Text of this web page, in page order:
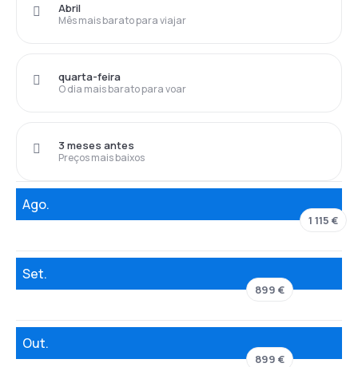
Mês mais barato para viajar
Abril
O dia mais barato para voar
quarta-feira
Preços mais baixos
3 meses antes
Ago.
1 115 €
Set.
899 €
Out.
899 €